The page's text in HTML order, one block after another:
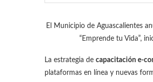
El Municipio de Aguascalientes
“Emprende tu Vida”,
La estrategia de capacitación e-
plataformas en línea y nuevas